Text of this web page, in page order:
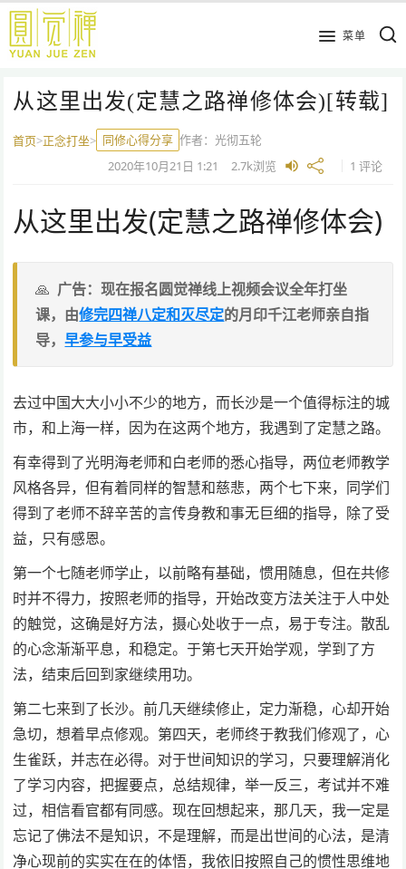
跳
主
菜单
从这里出发(定慧之路禅修体会)[转载]
首页>正念打坐> 同修心得分享 作者：光彻五轮
2020年10月21日 1:21 2.7k浏览 1 评论
从这里出发(定慧之路禅修体会)
广告：现在报名圆觉禅线上视频会议全年打坐
课，由修完四禅八定和灭尽定的月印千江老师亲自指
导，早参与早受益
去过中国大大小小不少的地方，而长沙是一个值得标注的城
市，和上海一样，因为在这两个地方，我遇到了定慧之路。
有幸得到了光明海老师和白老师的悉心指导，两位老师教学
风格各异，但有着同样的智慧和慈悲，两个七下来，同学们
得到了老师不辞辛苦的言传身教和事无巨细的指导，除了受
益，只有感恩。
第一个七随老师学止，以前略有基础，惯用随息，但在共修
时并不得力，按照老师的指导，开始改变方法关注于人中处
的触觉，这确是好方法，摄心处收于一点，易于专注。散乱
的心念渐渐平息，和稳定。于第七天开始学观，学到了方
法，结束后回到家继续用功。
第二七来到了长沙。前几天继续修止，定力渐稳，心却开始
急切，想着早点修观。第四天，老师终于教我们修观了，心
生雀跃，并志在必得。对于世间知识的学习，只要理解消化
了学习内容，把握要点，总结规律，举一反三，考试并不难
过，相信看官都有同感。现在回想起来，那几天，我一定是
忘记了佛法不是知识，不是理解，而是出世间的心法，是清
净心现前的实实在在的体悟，我依旧按照自己的惯性思维地